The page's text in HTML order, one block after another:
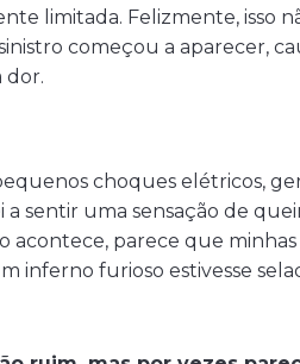
limitada. Felizmente, isso
começou a aparecer,
dor.
choques elétricos,
sentir uma sensação de
acontece, parece que
inferno furioso estivesse